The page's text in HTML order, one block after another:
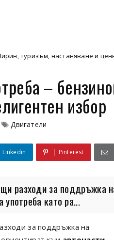
настаняване и ценна информация
–
избор
Двигатели
Linkedin Pinterest
разходи за поддръжка
употреба като ра...
за поддръжка на